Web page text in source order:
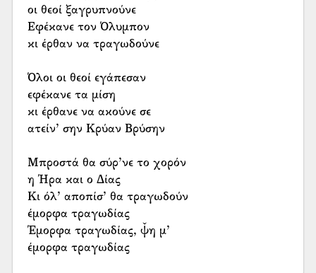
οι θεοί ξαγρυπνούνε
Εφέκανε τον Όλυμπον
κι έρθαν να τραγωδούνε
Όλοι οι θεοί εγάπεσαν
εφέκανε τα μίση
κι έρθανε να ακούνε σε
ατείν’ σην Κρύαν Βρύσην
Μπροστά θα σύρ’νε το χορόν
η Ήρα και ο Δίας
Κι όλ’ αποπίσ’ θα τραγωδούν
έμορφα τραγωδίας
Έμορφα τραγωδίας, ψ̌η μ’
έμορφα τραγωδίας